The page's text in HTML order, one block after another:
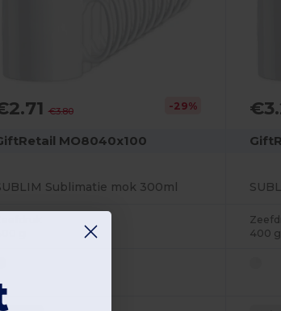
€3.80 -29%
MO8040x100
Sublimatie mok 300ml
400 g